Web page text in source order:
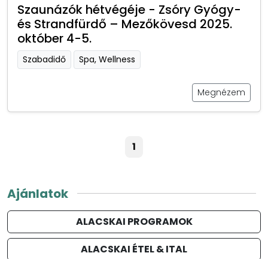
Szaunázók hétvégéje - Zsóry Gyógy-
és Strandfürdő – Mezőkövesd 2025.
október 4-5.
Szabadidő Spa, Wellness
Megnézem
1
Ajánlatok
ALACSKAI PROGRAMOK
ALACSKAI ÉTEL & ITAL